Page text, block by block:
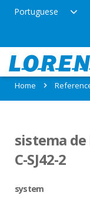
Portuguese
Home
sistema de
C-SJ42-2
system